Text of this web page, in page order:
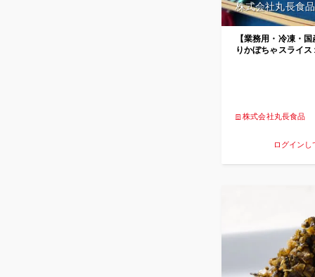
株式会社丸長食品
【業務用・冷凍・
りかぼちゃスラ
株式会社丸長食品
ログイン